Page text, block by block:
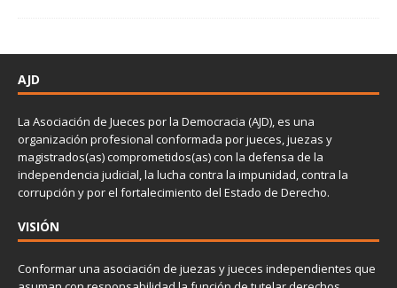
AJD
La Asociación de Jueces por la Democracia (AJD), es una
organización profesional conformada por jueces, juezas y
magistrados(as) comprometidos(as) con la defensa de la
independencia judicial, la lucha contra la impunidad, contra la
corrupción y por el fortalecimiento del Estado de Derecho.
VISIÓN
Conformar una asociación de juezas y jueces independientes que